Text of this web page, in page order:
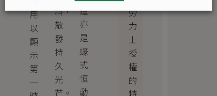
用
以
顯
示
第
一
料，
散
發
持
久
光
芒。
這
亦
是
蠔
式
恒
動
勞
力
士
授
權
的
特